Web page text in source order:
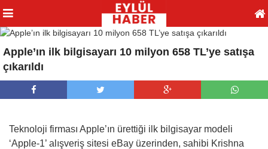
Apple’ın ilk bilgisayarı 10 milyon 658 TL’ye satışa
çıkarıldı
Teknoloji firması Apple’ın ürettiği ilk bilgisayar modeli
‘Apple-1’ alışveriş sitesi eBay üzerinden, sahibi Krishna